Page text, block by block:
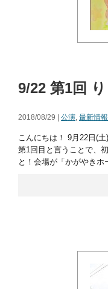
9/22 第1回
2018/08/29 | 公演, 最新情報
こんにちは！ 9月22日(
第1回目と言うことで、
と！会場が「かがやき